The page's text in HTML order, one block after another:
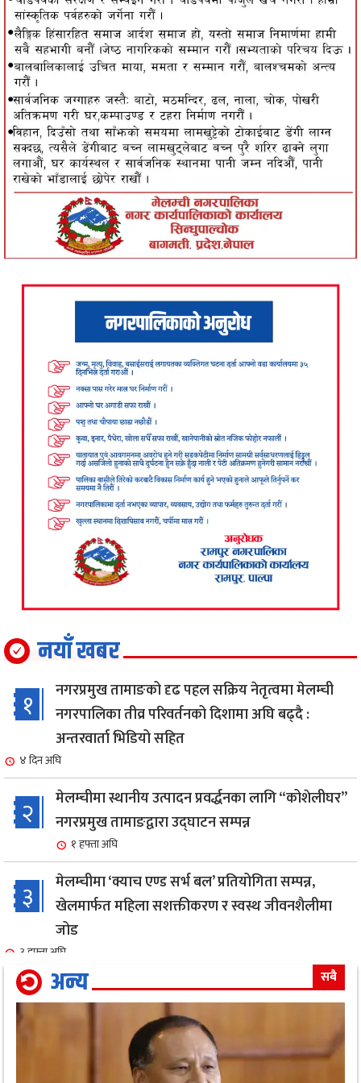
नयाँ खबर
१
नगरप्रमुख तामाङको दृढ पहल सक्रिय नेतृत्वमा मेलम्ची
नगरपालिका तीव्र परिवर्तनको दिशामा अघि बढ्दै :
अन्तरवार्ता भिडियो सहित
४ दिन अघि
२
मेलम्चीमा स्थानीय उत्पादन प्रवर्द्धनका लागि “कोशेलीघर”
नगरप्रमुख तामाङद्वारा उद्घाटन सम्पन्न
१ हफ्ता अघि
३
मेलम्चीमा ‘क्याच एण्ड सर्भ बल’ प्रतियोगिता सम्पन्न,
खेलमार्फत महिला सशक्तीकरण र स्वस्थ जीवनशैलीमा
जोड
३ हफ्ता अघि
४
एक सफल बाइक मेकानिक उमेश सोनामको अभिनय क्षेत्रमा
दमदार ईन्ट्री,नायिका गरिमा संग रोमान्स: हेर्नुहोस भिडियो ।
गृहमन्त्री गुरुङ द्वारा जिल्ला प्रहरी कार्यालय,मोरङको
अन्य सबै